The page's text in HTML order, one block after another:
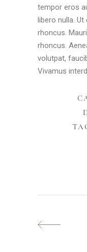
tempor eros
libero nulla.
rhoncus.
rhoncus.
volutpat,
Vivamus